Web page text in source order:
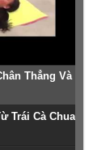
Thẳng Và
Trái Cà Chua